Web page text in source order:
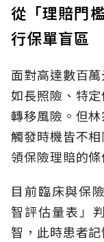
從「理賠門
行保單盲區
面對高達數百
如長照險、特
轉移風險。但
觸發時機皆不
領保險理賠的
目前臨床與保
智評估量表」
智，此時患者